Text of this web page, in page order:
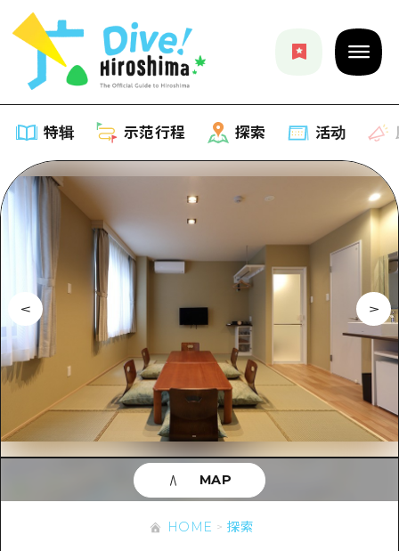
特辑 示范行程 探索 活动
特辑
列表
推荐
艺术
活动·庙会
美食·酒水
骑自行车
购物
运动
夜晚生活
示范行程
列表
Dive!Hiroshima官方向导
广岛随意旅行
广岛市内
安艺
答对了
探索
列表
广岛市内
安艺
答對了
美北
活动
应时信息
有用的信息
列表
HOME 探索
MAP